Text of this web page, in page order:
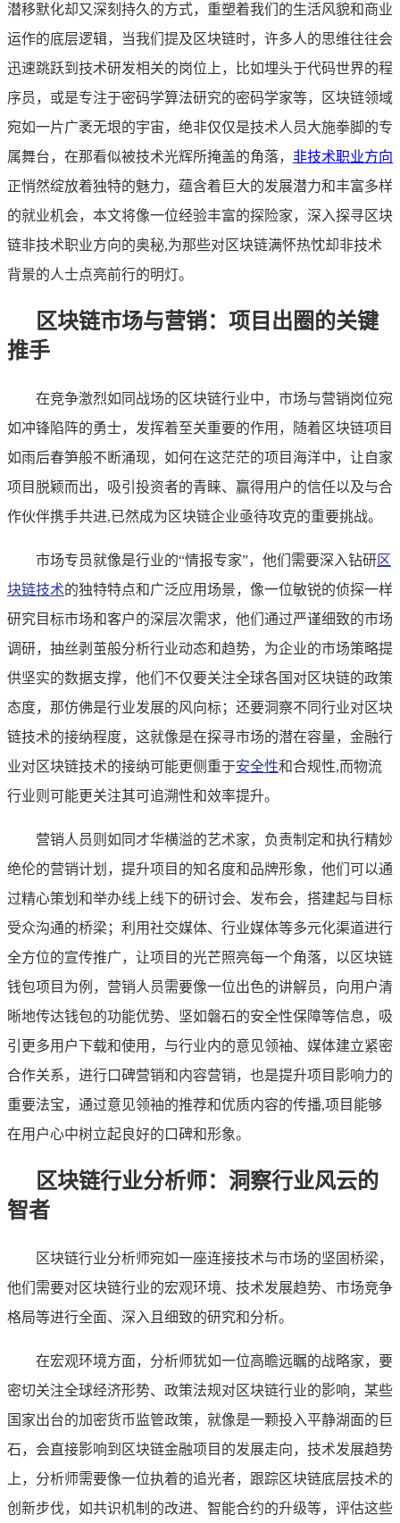
潜移默化却又深刻持久的方式，重塑着我们的生活风貌和商业
运作的底层逻辑，当我们提及区块链时，许多人的思维往往会
迅速跳跃到技术研发相关的岗位上，比如埋头于代码世界的程
序员，或是专注于密码学算法研究的密码学家等，区块链领域
宛如一片广袤无垠的宇宙，绝非仅仅是技术人员大施拳脚的专
属舞台，在那看似被技术光辉所掩盖的角落， 非技术职业方向
正悄然绽放着独特的魅力，蕴含着巨大的发展潜力和丰富多样
的就业机会，本文将像一位经验丰富的探险家，深入探寻区块
链非技术职业方向的奥秘,为那些对区块链满怀热忱却非技术
背景的人士点亮前行的明灯。
区块链市场与营销：项目出圈的关键
推手
在竞争激烈如同战场的区块链行业中，市场与营销岗位宛
如冲锋陷阵的勇士，发挥着至关重要的作用，随着区块链项目
如雨后春笋般不断涌现，如何在这茫茫的项目海洋中，让自家
项目脱颖而出，吸引投资者的青睐、赢得用户的信任以及与合
作伙伴携手共进,已然成为区块链企业亟待攻克的重要挑战。
市场专员就像是行业的“情报专家”，他们需要深入钻研区
块链技术的独特特点和广泛应用场景，像一位敏锐的侦探一样
研究目标市场和客户的深层次需求，他们通过严谨细致的市场
调研，抽丝剥茧般分析行业动态和趋势，为企业的市场策略提
供坚实的数据支撑，他们不仅要关注全球各国对区块链的政策
态度，那仿佛是行业发展的风向标；还要洞察不同行业对区块
链技术的接纳程度，这就像是在探寻市场的潜在容量，金融行
业对区块链技术的接纳可能更侧重于安全性和合规性,而物流
行业则可能更关注其可追溯性和效率提升。
营销人员则如同才华横溢的艺术家，负责制定和执行精妙
绝伦的营销计划，提升项目的知名度和品牌形象，他们可以通
过精心策划和举办线上线下的研讨会、发布会，搭建起与目标
受众沟通的桥梁；利用社交媒体、行业媒体等多元化渠道进行
全方位的宣传推广，让项目的光芒照亮每一个角落，以区块链
钱包项目为例，营销人员需要像一位出色的讲解员，向用户清
晰地传达钱包的功能优势、坚如磐石的安全性保障等信息，吸
引更多用户下载和使用，与行业内的意见领袖、媒体建立紧密
合作关系，进行口碑营销和内容营销，也是提升项目影响力的
重要法宝，通过意见领袖的推荐和优质内容的传播,项目能够
在用户心中树立起良好的口碑和形象。
区块链行业分析师：洞察行业风云的
智者
区块链行业分析师宛如一座连接技术与市场的坚固桥梁，
他们需要对区块链行业的宏观环境、技术发展趋势、市场竞争
格局等进行全面、深入且细致的研究和分析。
在宏观环境方面，分析师犹如一位高瞻远瞩的战略家，要
密切关注全球经济形势、政策法规对区块链行业的影响，某些
国家出台的加密货币监管政策，就像是一颗投入平静湖面的巨
石，会直接影响到区块链金融项目的发展走向，技术发展趋势
上，分析师需要像一位执着的追光者，跟踪区块链底层技术的
创新步伐，如共识机制的改进、智能合约的升级等，评估这些